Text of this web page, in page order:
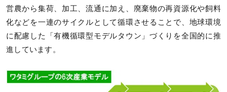
営農から集荷、加工、流通に加え、廃棄物の再資源化や飼料
化などを一連のサイクルとして循環させることで、地球環境
に配慮した「有機循環型モデルタウン」づくりを全国的に推
進しています。